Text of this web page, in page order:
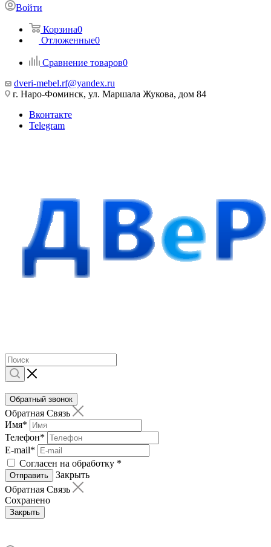
Войти
Корзина0
Отложенные0
Сравнение товаров0
dveri-mebel.rf@yandex.ru
г. Наро-Фоминск, ул. Маршала Жукова, дом 84
Вконтакте
Telegram
Обратный звонок
Обратная Связь
Имя*
Телефон*
E-mail*
Согласен на обработку *
Отправить
Закрыть
Обратная Связь
Сохранено
Закрыть